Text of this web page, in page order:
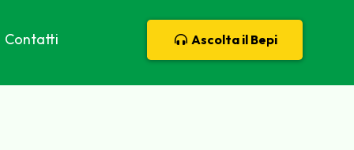
Contatti Ascolta il Bepi